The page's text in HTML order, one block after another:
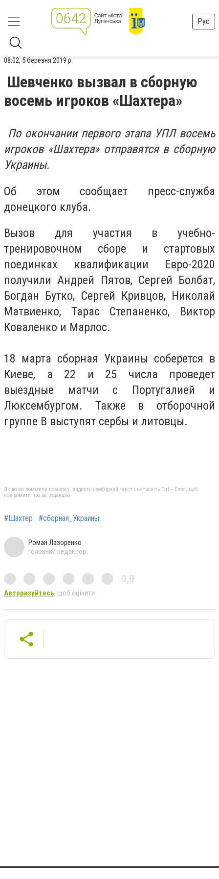
Рус
08:02, 5 березня 2019 р.
Шевченко вызвал в сборную
восемь игроков «Шахтера»
По окончании первого этапа УПЛ восемь
игроков «Шахтера» отправятся в сборную
Украины.
Об этом сообщает пресс-служба
донецкого клуба.
Вызов для участия в учебно-
тренировочном сборе и стартовых
поединках квалификации Евро-2020
получили Андрей Пятов, Сергей Болбат,
Богдан Бутко, Сергей Кривцов, Николай
Матвиенко, Тарас Степаненко, Виктор
Коваленко и Марлос.
18 марта сборная Украины соберется в
Киеве, а 22 и 25 числа проведет
выездные матчи с Португалией и
Люксембургом. Также в отборочной
группе B выступят сербы и литовцы.
Якщо ви помітили помилку, виділіть необхідний текст і натисніть Ctrl + Enter, щоб
повідомити про це редакцію
#Шахтер #сборная_Украины
Роман Лазоренко
головний редактор
0,0
Авторизуйтесь, щоб оцінити